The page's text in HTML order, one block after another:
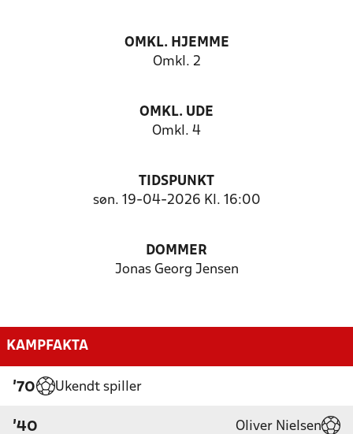
OMKL. HJEMME
Omkl. 2
OMKL. UDE
Omkl. 4
TIDSPUNKT
søn. 19-04-2026 Kl. 16:00
DOMMER
Jonas Georg Jensen
KAMPFAKTA
'70 Ukendt spiller
'40 Oliver Nielsen